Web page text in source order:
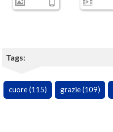
Tags:
cuore (115) grazie (109)